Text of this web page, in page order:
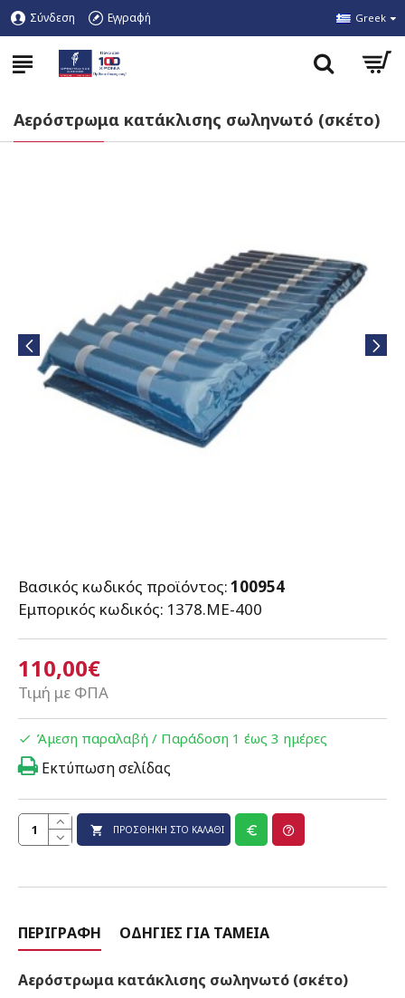
Σύνδεση Εγγραφή Greek
Αερόστρωμα κατάκλισης σωληνωτό (σκέτο)
110,00€
Τιμή με ΦΠΑ
Βασικός κωδικός προϊόντος:100954
Εμπορικός κωδικός: 1378.ΜΕ-400
Άμεση παραλαβή / Παράδoση 1 έως 3 ημέρες
ΠΡΟΣΘΉΚΗ ΣΤΟ ΚΑΛΆΘΙ
Εκτύπωση σελίδας
ΠΕΡΙΓΡΑΦΉ ΟΔΗΓΊΕΣ ΓΙΑ ΤΑΜΕΊΑ
Αερόστρωμα κατάκλισης σωληνωτό (σκέτο)